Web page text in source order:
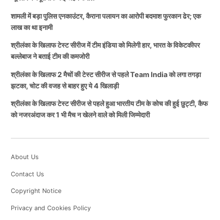
रक्षा के लिए अपने प्राणों का बलिदान दिया था और उनका जीवन
महिलाओं के साहस, नेतृत्व और स्वाभिमान का प्रतीक है। यदि
प्रस्ताव को मंजूरी मिलती है तो जबलपुर एयरपोर्ट रानी दुर्गावती के
नाम से जाना जाएगा, जिससे उनकी वीरगाथा देश-विदेश से आने
TAGGED: Mohan Yadav
था नाम
फुरकान का नाम वर्ष 2016 में चर्चित कैराना पलायन मामले में भी
सामने आया था। इसके अलावा वह कैराना के व्यापारी विनोद
सिंघल हत्याकांड सहित कई चर्चित आपराधिक मामलों में आरोपी
था। पुलिस रिकॉर्ड के अनुसार, पिछले करीब दो दशकों से उसका
दर्ज थे। उसकी गिरफ्तारी पर एक लाख रुपये का इनाम घोषित
किया गया था।
पुलिस के मुताबिक, गुप्त सूचना के आधार पर कार्रवाई के दौरान
शामली में बड़ा पुलिस एनकाउंटर, कैराना पलायन का आरोपी बदमाश फुरकान ढेर; एक
लाख का था इनामी
श्रीलंका के खिलाफ टेस्ट सीरीज में टीम इंडिया को मिलेगी हार, भारत के विकेटकीपर
बल्लेबाज ने बताई टीम की कमजोरी
श्रीलंका के खिलाफ 2 मैचों की टेस्ट सीरीज से पहले Team India को लगा तगड़ा
झटका, चोट की वजह से बाहर हुए ये 4 खिलाड़ी
श्रीलंका के खिलाफ टेस्ट सीरीज से पहले हुआ भारतीय टीम के कोच की हुई छुट्टी, कैफ
को नजरअंदाज कर 1 भी मैच न खेलने वाले को मिली जिम्मेदारी
About Us
Contact Us
Copyright Notice
Privacy and Cookies Policy